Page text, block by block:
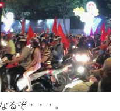
るぞ・・・。